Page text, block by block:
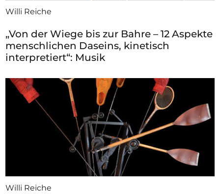
Willi Reiche
„Von der Wiege bis zur Bahre – 12 Aspekte
menschlichen Daseins, kinetisch
interpretiert“: Musik
Willi Reiche